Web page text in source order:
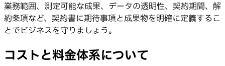
業務範囲、測定可能な成果、データの透明性、契約期間、解
約条項など、契約書に期待事項と成果物を明確に定義するこ
とでビジネスを守りましょう。
コストと料金体系について